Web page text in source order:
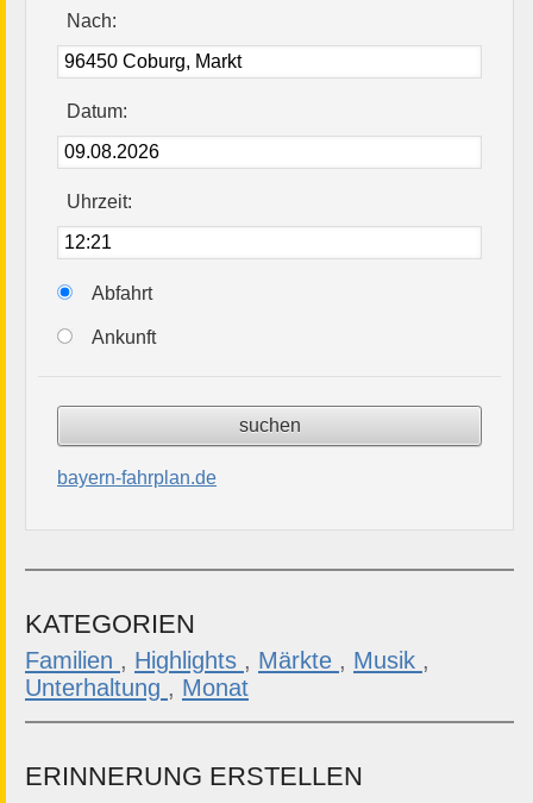
Nach:
Datum:
Uhrzeit:
Abfahrt
Ankunft
bayern-fahrplan.de
KATEGORIEN
Familien , Highlights , Märkte , Musik ,
Unterhaltung , Monat
ERINNERUNG ERSTELLEN